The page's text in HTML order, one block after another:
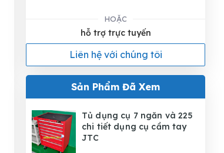
HOẶC
hỗ trợ trực tuyến
Liên hệ với chúng tôi
Sản Phẩm Đã Xem
Tủ dụng cụ 7 ngăn và 225
chi tiết dụng cụ cầm tay
JTC